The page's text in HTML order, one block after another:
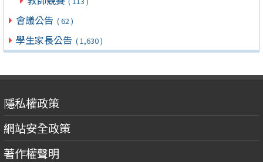
會議公告 ( 62 )
學生家長公告 ( 1,630 )
隱私權政策
網站安全政策
著作權聲明